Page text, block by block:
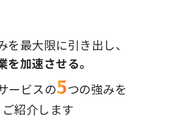
を最大限に引き出し、
を加速させる。
ービスの5つの強みを
ご紹介します